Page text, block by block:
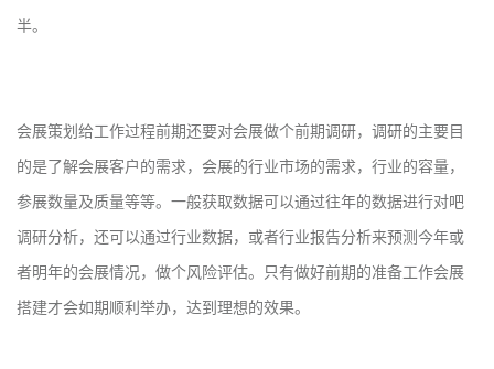
半。
会展策划给工作过程前期还要对会展做个前期调研，调研的主要目
的是了解会展客户的需求，会展的行业市场的需求，行业的容量，
参展数量及质量等等。一般获取数据可以通过往年的数据进行对吧
调研分析，还可以通过行业数据，或者行业报告分析来预测今年或
者明年的会展情况，做个风险评估。只有做好前期的准备工作会展
搭建才会如期顺利举办，达到理想的效果。